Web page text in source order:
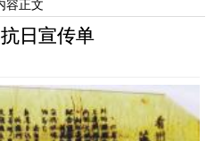
容正文
日宣传单